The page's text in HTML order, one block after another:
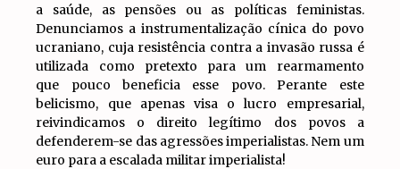
a saúde, as pensões ou as políticas feministas.
Denunciamos a instrumentalização cínica do povo
ucraniano, cuja resistência contra a invasão russa é
utilizada como pretexto para um rearmamento
que pouco beneficia esse povo. Perante este
belicismo, que apenas visa o lucro empresarial,
reivindicamos o direito legítimo dos povos a
defenderem-se das agressões imperialistas. Nem um
euro para a escalada militar imperialista!